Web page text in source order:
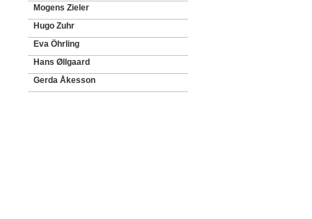
Mogens Zieler
Hugo Zuhr
Eva Öhrling
Hans Øllgaard
Gerda Åkesson